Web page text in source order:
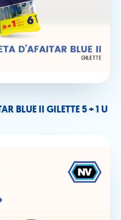
BLUE II GILETTE 5 + 1 U